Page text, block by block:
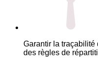
Garantir la traçabilité
des règles de